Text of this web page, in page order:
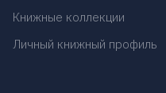
Книжные коллекции
Личный книжный профиль